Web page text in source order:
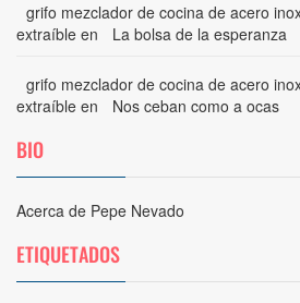
grifo mezclador de cocina de acero
extraíble en La bolsa de la esperanza
grifo mezclador de cocina de acero
extraíble en Nos ceban como a ocas
BIO
Acerca de Pepe Nevado
ETIQUETADOS